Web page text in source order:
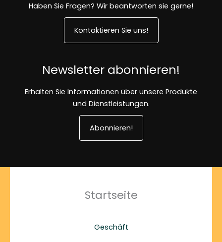
Haben Sie Fragen? Wir beantworten sie gerne!
Kontaktieren Sie uns!
Newsletter abonnieren!
Erhalten Sie Informationen über unsere Produkte
und Dienstleistungen.
Abonnieren!
Startseite
Geschäft